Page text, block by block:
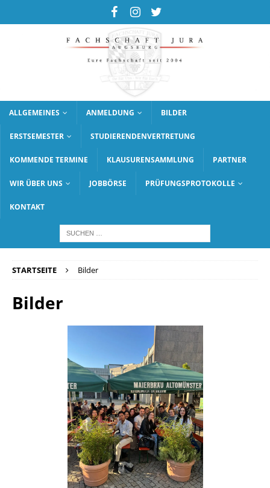
ALLGEMEINES ANMELDUNG BILDER
ERSTSEMESTER STUDIERENDENVERTRETUNG
KOMMENDE TERMINE KLAUSURENSAMMLUNG PARTNER
WIR ÜBER UNS JOBBÖRSE PRÜFUNGSPROTOKOLLE
KONTAKT
STARTSEITE Bilder
Bilder